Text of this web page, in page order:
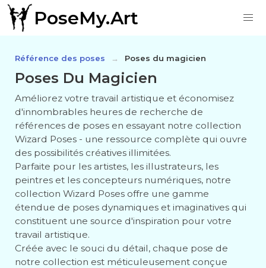
PoseMy.Art
Référence des poses Poses du magicien
Poses Du Magicien
Améliorez votre travail artistique et économisez
d'innombrables heures de recherche de
références de poses en essayant notre collection
Wizard Poses - une ressource complète qui ouvre
des possibilités créatives illimitées.
Parfaite pour les artistes, les illustrateurs, les
peintres et les concepteurs numériques, notre
collection Wizard Poses offre une gamme
étendue de poses dynamiques et imaginatives qui
constituent une source d'inspiration pour votre
travail artistique.
Créée avec le souci du détail, chaque pose de
notre collection est méticuleusement conçue